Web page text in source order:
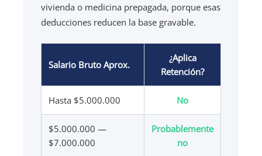
vivienda o medicina prepagada, porque esas
deducciones reducen la base gravable.
Salario Bruto Aprox.
¿Aplica
Retención?
Hasta $5.000.000 No
$5.000.000 —
$7.000.000
Probablemente
no